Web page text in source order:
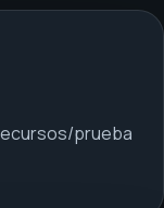
prueba